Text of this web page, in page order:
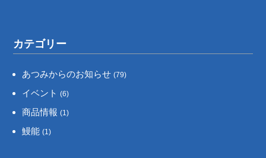
カテゴリー
あつみからのお知らせ(79)
イベント(6)
商品情報(1)
鰻能(1)